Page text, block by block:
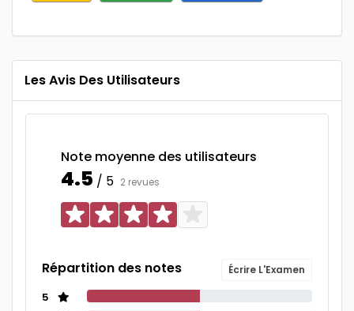
Les Avis Des Utilisateurs
Note moyenne des utilisateurs
4.5 / 5 2 revues
Écrire L'Examen
Répartition des notes
5